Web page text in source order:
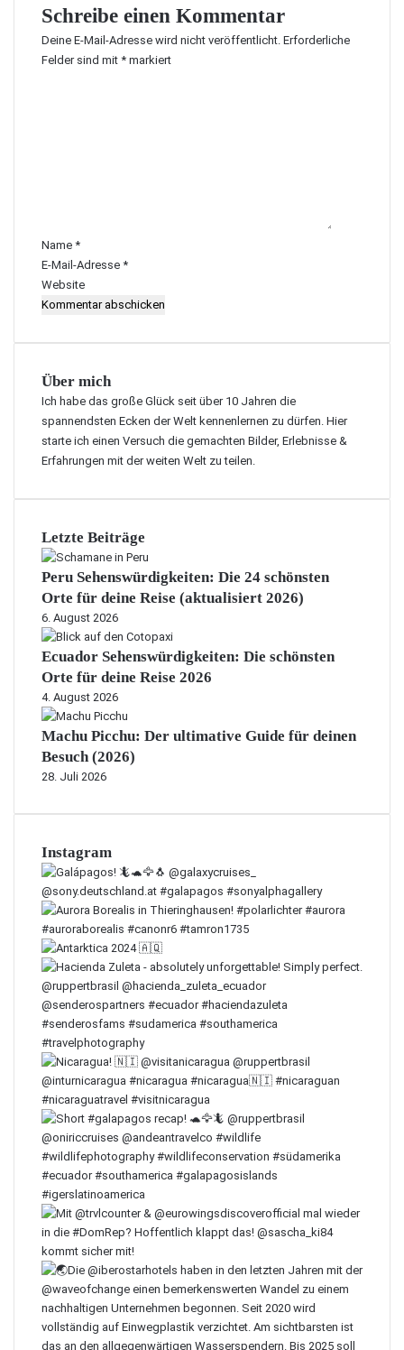
Schreibe einen Kommentar
Deine E-Mail-Adresse wird nicht veröffentlicht. Erforderliche
Felder sind mit * markiert
r
*
Name *
E-Mail-Adresse *
Website
Über mich
Ich habe das große Glück seit über 10 Jahren die
spannendsten Ecken der Welt kennenlernen zu dürfen. Hier
starte ich einen Versuch die gemachten Bilder, Erlebnisse &
Erfahrungen mit der weiten Welt zu teilen.
Letzte Beiträge
Peru Sehenswürdigkeiten: Die 24 schönsten
Orte für deine Reise (aktualisiert 2026)
6. August 2026
Ecuador Sehenswürdigkeiten: Die schönsten
Orte für deine Reise 2026
4. August 2026
Machu Picchu: Der ultimative Guide für deinen
Besuch (2026)
28. Juli 2026
Instagram